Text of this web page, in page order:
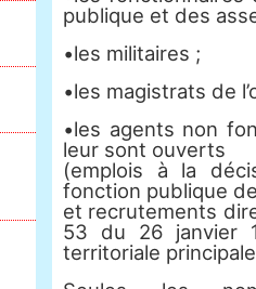
publique et des
•les militaires ;
•les magistrats de
•les agents non
leur sont ouverts
(emplois à la
fonction publique de
et recrutements
53 du 26 janvier
territoriale